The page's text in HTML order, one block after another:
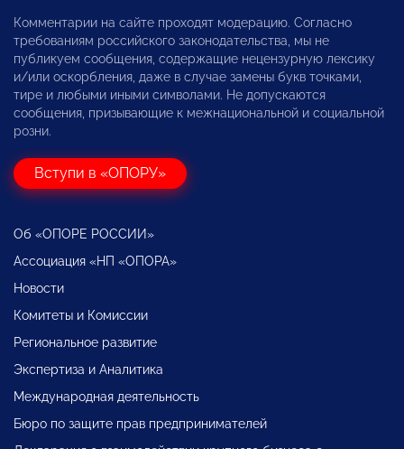
Комментарии на сайте проходят модерацию. Согласно
требованиям российского законодательства, мы не
публикуем сообщения, содержащие нецензурную лексику
и/или оскорбления, даже в случае замены букв точками,
тире и любыми иными символами. Не допускаются
сообщения, призывающие к межнациональной и социальной
розни.
Вступи в «ОПОРУ»
Об «ОПОРЕ РОССИИ»
Ассоциация «НП «ОПОРА»
Новости
Комитеты и Комиссии
Региональное развитие
Экспертиза и Аналитика
Международная деятельность
Бюро по защите прав предпринимателей